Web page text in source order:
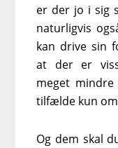
er der jo i sig
naturligvis
kan drive sin
at der er
meget
tilfælde kun
Og dem skal